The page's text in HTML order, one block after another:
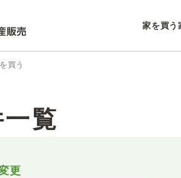
家を買う
買う
覧
更